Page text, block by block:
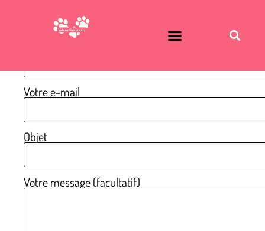
CONTACTEZ NOUS !
Votre e-mail
Objet
Votre message (facultatif)